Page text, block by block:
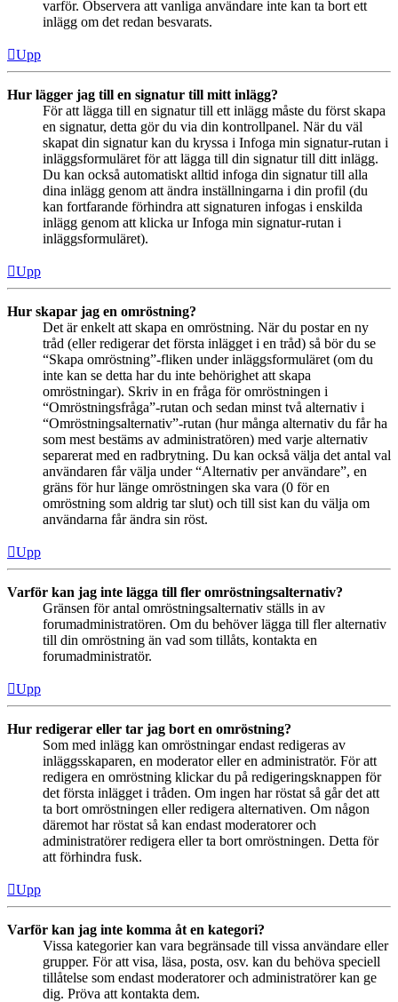
varför. Observera att vanliga användare inte kan ta bort ett
inlägg om det redan besvarats.
Upp
Hur lägger jag till en signatur till mitt inlägg?
För att lägga till en signatur till ett inlägg måste du först skapa
en signatur, detta gör du via din kontrollpanel. När du väl
skapat din signatur kan du kryssa i Infoga min signatur-rutan i
inläggsformuläret för att lägga till din signatur till ditt inlägg.
Du kan också automatiskt alltid infoga din signatur till alla
dina inlägg genom att ändra inställningarna i din profil (du
kan fortfarande förhindra att signaturen infogas i enskilda
inlägg genom att klicka ur Infoga min signatur-rutan i
inläggsformuläret).
Upp
Hur skapar jag en omröstning?
Det är enkelt att skapa en omröstning. När du postar en ny
tråd (eller redigerar det första inlägget i en tråd) så bör du se
“Skapa omröstning”-fliken under inläggsformuläret (om du
inte kan se detta har du inte behörighet att skapa
omröstningar). Skriv in en fråga för omröstningen i
“Omröstningsfråga”-rutan och sedan minst två alternativ i
“Omröstningsalternativ”-rutan (hur många alternativ du får ha
som mest bestäms av administratören) med varje alternativ
separerat med en radbrytning. Du kan också välja det antal val
användaren får välja under “Alternativ per användare”, en
gräns för hur länge omröstningen ska vara (0 för en
omröstning som aldrig tar slut) och till sist kan du välja om
användarna får ändra sin röst.
Upp
Varför kan jag inte lägga till fler omröstningsalternativ?
Gränsen för antal omröstningsalternativ ställs in av
forumadministratören. Om du behöver lägga till fler alternativ
till din omröstning än vad som tillåts, kontakta en
forumadministratör.
Upp
Hur redigerar eller tar jag bort en omröstning?
Som med inlägg kan omröstningar endast redigeras av
inläggsskaparen, en moderator eller en administratör. För att
redigera en omröstning klickar du på redigeringsknappen för
det första inlägget i tråden. Om ingen har röstat så går det att
ta bort omröstningen eller redigera alternativen. Om någon
däremot har röstat så kan endast moderatorer och
administratörer redigera eller ta bort omröstningen. Detta för
att förhindra fusk.
Upp
Varför kan jag inte komma åt en kategori?
Vissa kategorier kan vara begränsade till vissa användare eller
grupper. För att visa, läsa, posta, osv. kan du behöva speciell
tillåtelse som endast moderatorer och administratörer kan ge
dig. Pröva att kontakta dem.